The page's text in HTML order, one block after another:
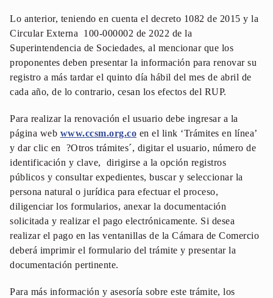
Lo anterior, teniendo en cuenta el decreto 1082 de 2015 y la
Circular Externa 100-000002 de 2022 de la
Superintendencia de Sociedades, al mencionar que los
proponentes deben presentar la información para renovar su
registro a más tardar el quinto día hábil del mes de abril de
cada año, de lo contrario, cesan los efectos del RUP.
Para realizar la renovación el usuario debe ingresar a la
página web www.ccsm.org.co en el link ‘Trámites en línea’
y dar clic en ?Otros trámites´, digitar el usuario, número de
identificación y clave, dirigirse a la opción registros
públicos y consultar expedientes, buscar y seleccionar la
persona natural o jurídica para efectuar el proceso,
diligenciar los formularios, anexar la documentación
solicitada y realizar el pago electrónicamente. Si desea
realizar el pago en las ventanillas de la Cámara de Comercio
deberá imprimir el formulario del trámite y presentar la
documentación pertinente.
Para más información y asesoría sobre este trámite, los